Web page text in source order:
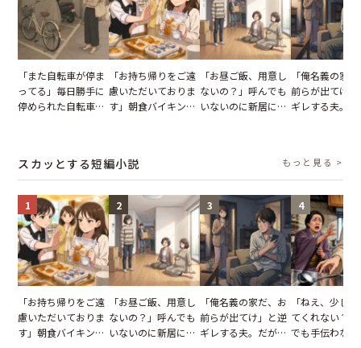
「また自転車が停ま
ってる」毎日勝手に
停められた自転車。
「お持ち帰りをご遠
慮いただいておりま
す」朝食バイキング
が一変
「お昼ご飯、用意し
ないの？」呼んでも
いないのに新居にあ
「俺名義の家
前らが出てけ
ギレする夫。
スカッとする短編小説 もっと見る >
1
「お持ち帰りをご遠
慮いただいておりま
す」朝食バイキング
2
「お昼ご飯、用意し
ないの？」呼んでも
いないのに新居にあ
3
「俺名義の家だ、お
前らが出てけ」と逆
ギレする夫。だが、
4
「ねえ、少し
てくれない？
でも手伝わな